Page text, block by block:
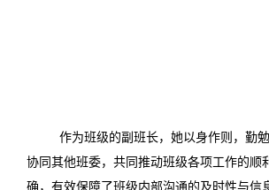
作为班级的副班长，她以身作则，勤
协同其他班委，共同推动班级各项工作的
确，有效保障了班级内部沟通的及时性与